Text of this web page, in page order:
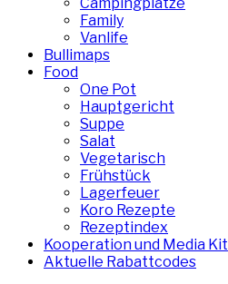
Family
Vanlife
Bullimaps
Food
One Pot
Hauptgericht
Suppe
Salat
Vegetarisch
Frühstück
Lagerfeuer
Koro Rezepte
Rezeptindex
Kooperation und Media Kit
Aktuelle Rabattcodes